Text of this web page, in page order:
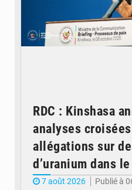
RDC : Kinshasa
analyses
allégations sur
d’uranium dans
7 août 2026
Publié à